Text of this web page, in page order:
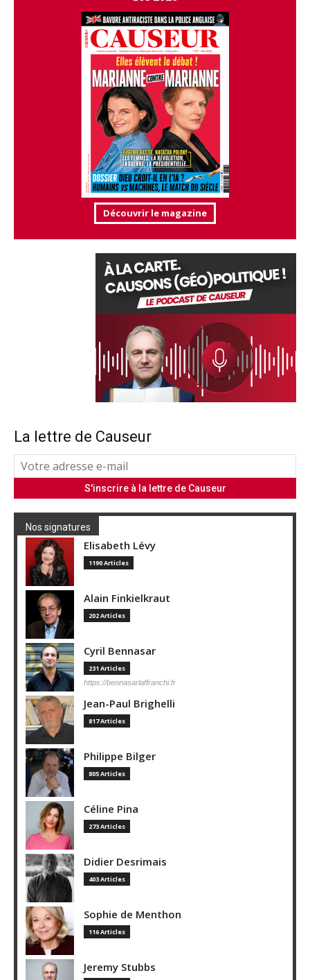
Découvrir le magazine
La lettre de Causeur
Nos signatures
Elisabeth Lévy
1190 Articles
Alain Finkielkraut
202 Articles
Cyril Bennasar
231 Articles
https://bennasarlaffranchi.fr
Jean-Paul Brighelli
817 Articles
Philippe Bilger
805 Articles
Céline Pina
273 Articles
Didier Desrimais
403 Articles
Sophie de Menthon
116 Articles
Jeremy Stubbs